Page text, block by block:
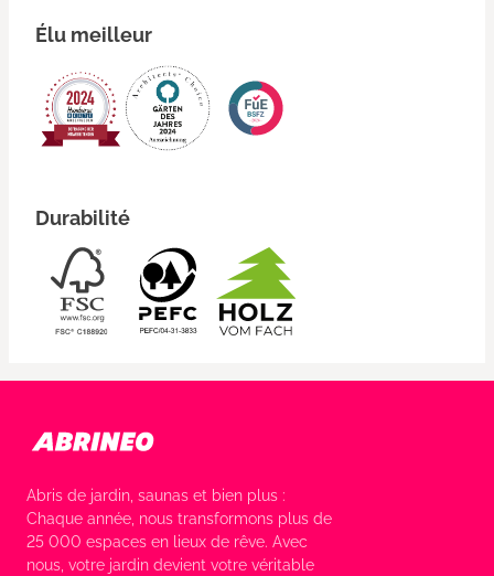
Élu meilleur
Durabilité
Abris de jardin, saunas et bien plus :
Chaque année, nous transformons plus de
25 000 espaces en lieux de rêve. Avec
nous, votre jardin devient votre véritable